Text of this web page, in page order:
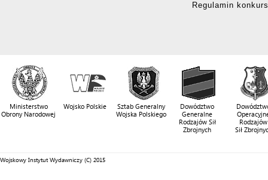
Regulamin
Ministerstwo
Obrony Narodowej
Wojsko Polskie
Sztab Generalny
Wojska Polskiego
Dowództwo
Generalne
Rodzajów Sił
Zbrojnych
Rodzajów
Sił
Wojskowy Instytut Wydawniczy (C) 2015